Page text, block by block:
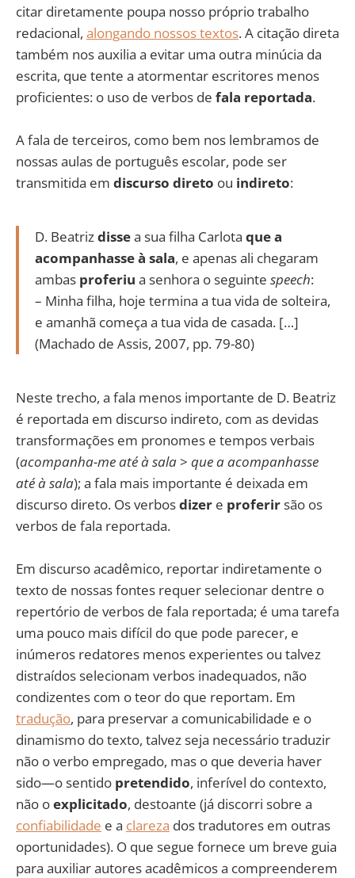
citar diretamente poupa nosso próprio trabalho
redacional, alongando nossos textos. A citação direta
também nos auxilia a evitar uma outra minúcia da
escrita, que tente a atormentar escritores menos
proficientes: o uso de verbos de fala reportada.
A fala de terceiros, como bem nos lembramos de
nossas aulas de português escolar, pode ser
transmitida em discurso direto ou indireto:
D. Beatrizdissea sua filha Carlota que a
acompanhasse à sala, e apenas ali chegaram
ambas proferiu a senhora o seguinte speech:
– Minha filha, hoje termina a tua vida de solteira,
e amanhã começa a tua vida de casada. […]
(Machado de Assis, 2007, pp. 79-80)
Neste trecho, a fala menos importante de D. Beatriz
é reportada em discurso indireto, com as devidas
transformações em pronomes e tempos verbais
(acompanha-me até à sala> que a acompanhasse
até à sala); a fala mais importante é deixada em
discurso direto. Os verbosdizer e proferirsão os
verbos de fala reportada.
Em discurso acadêmico, reportar indiretamente o
texto de nossas fontes requer selecionar dentre o
repertório de verbos de fala reportada; é uma tarefa
uma pouco mais difícil do que pode parecer, e
inúmeros redatores menos experientes ou talvez
distraídos selecionam verbos inadequados, não
condizentes com o teor do que reportam. Em
tradução, para preservar a comunicabilidade e o
dinamismo do texto, talvez seja necessário traduzir
não o verbo empregado, mas o que deveria haver
sido—o sentido pretendido, inferível do contexto,
não oexplicitado, destoante (já discorri sobre a
confiabilidade e a clareza dos tradutores em outras
oportunidades). O que segue fornece um breve guia
para auxiliar autores acadêmicos a compreenderem